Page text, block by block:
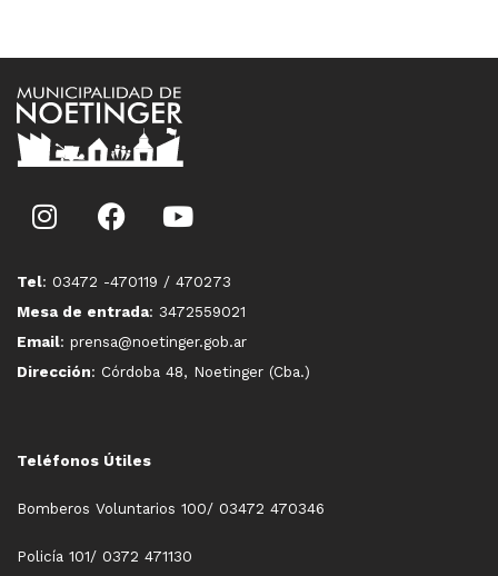
Tel: 03472 -470119 / 470273
Mesa de entrada: 3472559021
Email: prensa@noetinger.gob.ar
Dirección: Córdoba 48, Noetinger (Cba.)
Teléfonos Útiles
Bomberos Voluntarios 100/ 03472 470346
Policía 101/ 0372 471130